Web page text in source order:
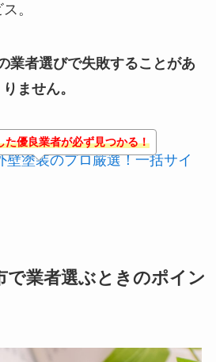
。
業者選びで失敗することがあ
りません。
た優良業者が必ず見つかる！
壁塗装のプロ厳選！一括サイ
で業者選ぶときのポイン